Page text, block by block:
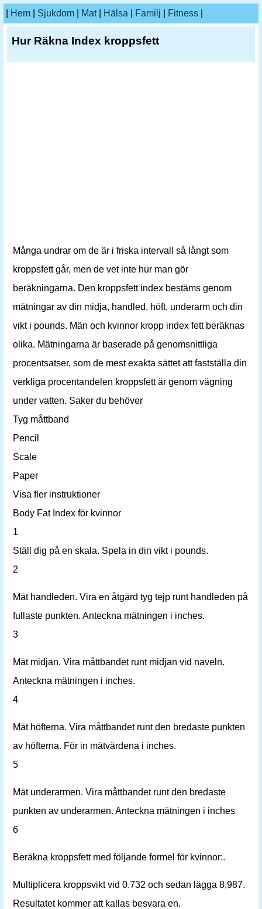
Hem Sjukdom Mat| Hälsa Familj Fitness
Hur Räkna Index kroppsfett
Många undrar om de är i friska intervall så långt som
kroppsfett går, men de vet inte hur man gör
beräkningarna. Den kroppsfett index bestäms genom
mätningar av din midja, handled, höft, underarm och din
vikt i pounds. Män och kvinnor kropp index fett beräknas
olika. Mätningarna är baserade på genomsnittliga
procentsatser, som de mest exakta sättet att fastställa din
verkliga procentandelen kroppsfett är genom vägning
under vatten. Saker du behöver
Tyg måttband
Pencil
Scale
Paper
Visa fler instruktioner
Body Fat Index för kvinnor
1
Ställ dig på en skala. Spela in din vikt i pounds.
2
Mät handleden. Vira en åtgärd tyg tejp runt handleden på
fullaste punkten. Anteckna mätningen i inches.
3
Mät midjan. Vira måttbandet runt midjan vid naveln.
Anteckna mätningen i inches.
4
Mät höfterna. Vira måttbandet runt den bredaste punkten
av höfterna. För in mätvärdena i inches.
5
Mät underarmen. Vira måttbandet runt den bredaste
punkten av underarmen. Anteckna mätningen i inches
6
Beräkna kroppsfett med följande formel för kvinnor:.
Multiplicera kroppsvikt vid 0.732 och sedan lägga 8,987.
Resultatet kommer att kallas besvara en.